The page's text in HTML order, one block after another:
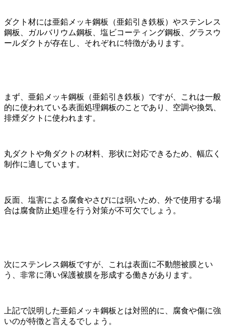
ダクト材には亜鉛メッキ鋼板（亜鉛引き鉄板）やステンレス
鋼板、ガルバリウム鋼板、塩ビコーティング鋼板、グラスウ
ールダクトが存在し、それぞれに特徴があります。
まず、亜鉛メッキ鋼板（亜鉛引き鉄板）ですが、これは一般
的に使われている表面処理鋼板のことであり、空調や換気、
排煙ダクトに使われます。
丸ダクトや角ダクトの材料、形状に対応できるため、幅広く
制作に適しています。
反面、塩害による腐食やさびには弱いため、外で使用する場
合は腐食防止処理を行う対策が不可欠でしょう。
次にステンレス鋼板ですが、これは表面に不動態被膜とい
う、非常に薄い保護被膜を形成する働きがあります。
上記で説明した亜鉛メッキ鋼板とは対照的に、腐食や傷に強
いのが特徴と言えるでしょう。